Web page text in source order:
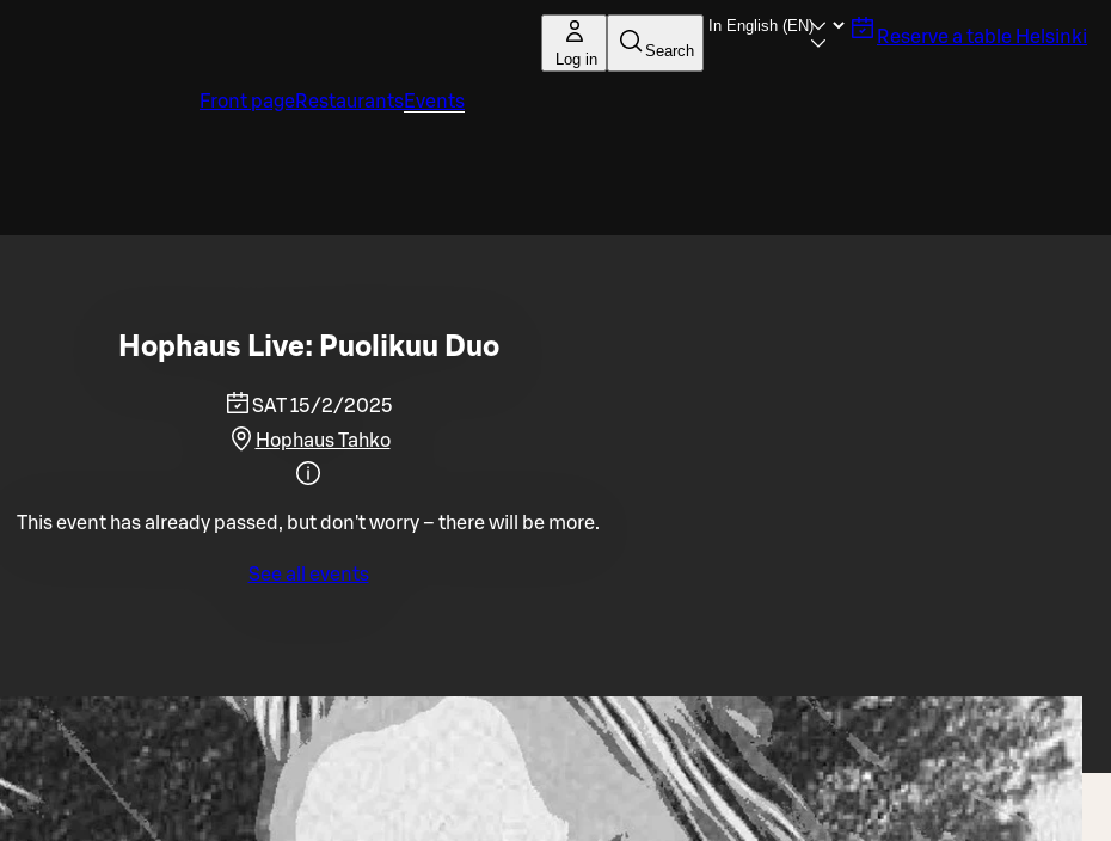
Log in Search
Reserve a table Helsinki
Front pageRestaurantsEvents
Hophaus Live: Puolikuu Duo
SAT 15/2/2025
Hophaus Tahko
This event has already passed, but don't worry – there will be more.
See all events